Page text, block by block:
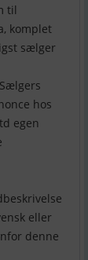
til
komplet
sælger
hos
egen
eller
denne